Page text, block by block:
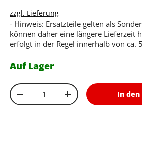
zzgl. Lieferung
- Hinweis: Ersatzteile gelten als
können daher eine längere Lieferzeit
erfolgt in der Regel innerhalb von ca.
Auf Lager
Anzahl
Menge verringernMenge erhöhen
In